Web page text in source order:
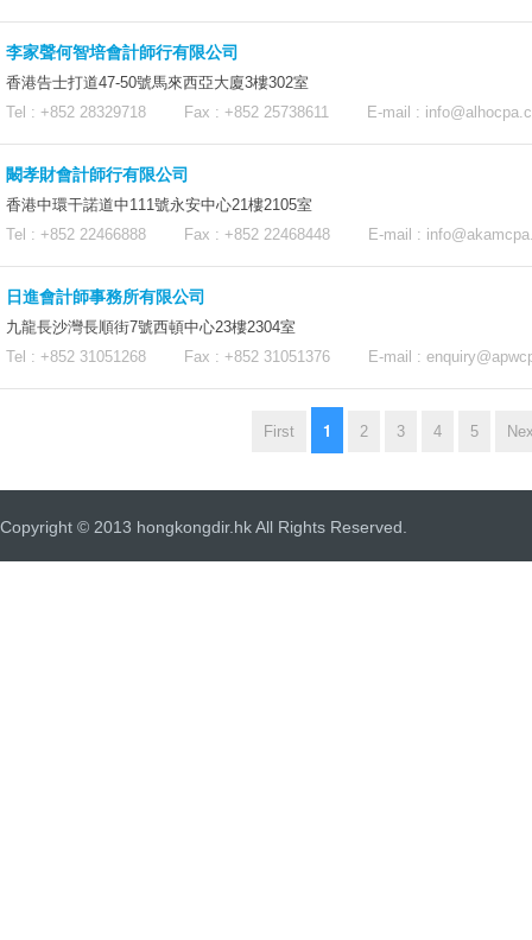
李家聲何智培會計師行有限公司
香港告士打道47-50號馬來西亞大廈3樓302室
Tel : +852 28329718 Fax : +852 25738611 E-mail :
闞孝財會計師行有限公司
香港中環干諾道中111號永安中心21樓2105室
Tel : +852 22466888 Fax : +852 22468448 E-mail :
日進會計師事務所有限公司
九龍長沙灣長順街7號西頓中心23樓2304室
Tel : +852 31051268 Fax : +852 31051376 E-mail :
First 1 2 3 4 5
Copyright © 2013 hongkongdir.hk All Rights Reserved.